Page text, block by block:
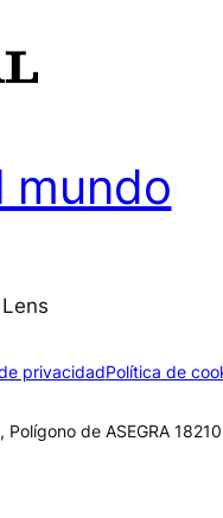
mundo
privacidadPolítica de
de ASEGRA